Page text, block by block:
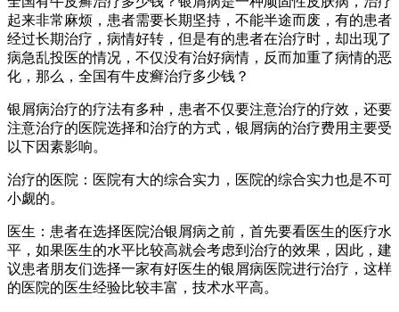
起来非常麻烦，患者需要长期坚持，不能半途而废，有的患者
经过长期治疗，病情好转，但是有的患者在治疗时，却出现了
病急乱投医的情况，不仅没有治好病情，反而加重了病情的恶
化，那么，全国有牛皮癣治疗多少钱？
银屑病治疗的疗法有多种，患者不仅要注意治疗的疗效，还要
注意治疗的医院选择和治疗的方式，银屑病的治疗费用主要受
以下因素影响。
治疗的医院：医院有大的综合实力，医院的综合实力也是不可
小觑的。
医生：患者在选择医院治银屑病之前，首先要看医生的医疗水
平，如果医生的水平比较高就会考虑到治疗的效果，因此，建
议患者朋友们选择一家有好医生的银屑病医院进行治疗，这样
的医院的医生经验比较丰富，技术水平高。